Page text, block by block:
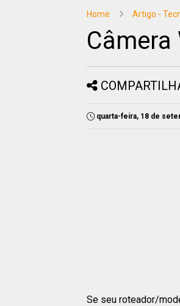
Home Artigo -
quarta-feira, 18 de
Se seu roteador/